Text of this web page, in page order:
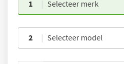
1 Selecteer merk
2 Selecteer model